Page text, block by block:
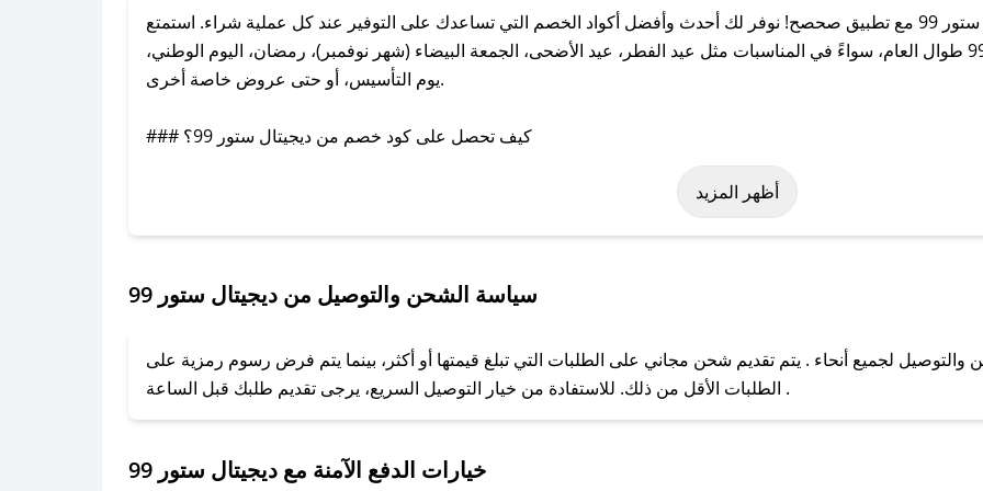
احصل على أفضل كوبونات الخصم لمتجر ديجيتال ستور 99 مع تطبيق صحصح! نوفر لك أحدث وأفضل أكواد الخصم التي تساعدك على التوفير عند كل عملية شراء. استمتع
بعروض وخصومات حصرية من ديجيتال ستور 99 طوال العام، سواءً في المناسبات مثل عيد الفطر، عيد الأضحى، الجمعة البيضاء (شهر نوفمبر)، رمضان، اليوم الوطني،
يوم التأسيس، أو حتى عروض خاصة أخرى.
### كيف تحصل على كود خصم من ديجيتال ستور 99؟
باستخدام تطبيق صحصح، يمكنك العثور بسهولة على كود خصم ديجيتال ستور 99. وفي حال عدم توفر الكوبون، تواصل معنا عبر تويتر أو البريد الإلكتروني لإضافته بسرعة.
مع فريق دعم صحصح عبر الرسائل الخاصة على تويتر أو البريد الإلكتروني، وسنقوم بحل المشكلة في أسرع وقت ممكن.
### ماذا أفعل إذا لم أجد كود خصم لمتجري المفضل؟
أظهر المزيد
سياسة الشحن والتوصيل من ديجيتال ستور 99
خدمات الشحن والتوصيل لجميع أنحاء . يتم تقديم شحن مجاني على الطلبات التي تبلغ قيمتها أو أكثر، بينما يتم فرض رسوم رمزية على
الطلبات الأقل من ذلك. للاستفادة من خيار التوصيل السريع، يرجى تقديم طلبك قبل الساعة .
خيارات الدفع الآمنة مع ديجيتال ستور 99